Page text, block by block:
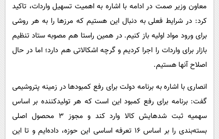
معاون وزیر صمت در ادامه با اشاره به اهمیت تسهیل واردات، تاکید
کرد: در شرایط فعلی به دنبال این هستیم که مرزها را به هر روشی
برای ورود مواد اولیه باز کنیم. در همین راستا هم مصوبه ستاد تنظیم
بازار برای واردات را اجرا کردیم و گرچه اشکالاتی هم دارد؛ اما در حال
اصلاح آنها هستیم.
انصاری با اشاره به برنامه دولت برای رفع کمبودها در زمینه پتروشیمی
گفت: برنامه برای رفع کمبود این است که هر تولیدکننده بر اساس
سهمیه ثبت شدهایش کالا وارد کند و مجوز ۳ محصول اصلی
بسته‌بندی را بر اساس ۱۶ تعرفه اساسی این حوزه، داده‌ایم و تا این